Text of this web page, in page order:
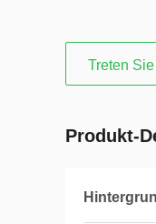
Treten
Produkt-